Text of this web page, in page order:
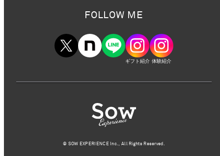
FOLLOW ME
ギフト紹介 体験紹介
©︎ SOW EXPERIENCE Inc., All Rights Reserved.